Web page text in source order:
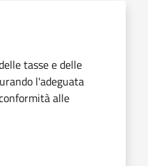
tasse e delle
l'adeguata
alle